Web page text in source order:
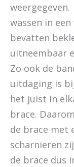
wassen in
bevatten
uitneembaar
Zo ook de
uitdaging is
het juist in
brace.
de brace met
scharnieren
de brace dus